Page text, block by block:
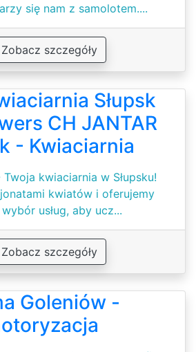
się nam z samolotem....
Zobacz szczegóły
Słupsk
CH JANTAR
- Kwiaciarnia
kwiaciarnia w Słupsku!
kwiatów i oferujemy
usług, aby ucz...
Zobacz szczegóły
Goleniów -